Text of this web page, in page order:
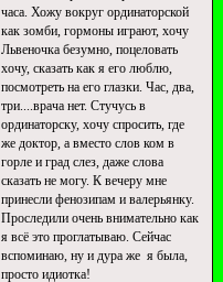
часа. Хожу вокруг ординаторской
как зомби, гормоны играют, хочу
Львеночка безумно, поцеловать
хочу, сказать как я его люблю,
посмотреть на его глазки. Час, два,
три....врача нет. Стучусь в
ординаторску, хочу спросить, где
же доктор, а вместо слов ком в
горле и град слез, даже слова
сказать не могу. К вечеру мне
принесли фенозипам и валерьянку.
Проследили очень внимательно как
я всё это проглатываю. Сейчас
вспоминаю, ну и дура же я была,
просто идиотка!